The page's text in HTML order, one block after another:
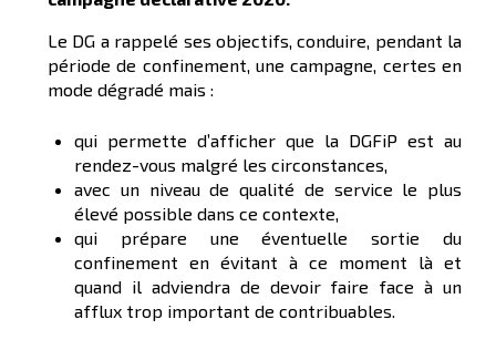
Le DG a rappelé ses objectifs, conduire, pendant la
période de confinement, une campagne, certes en
mode dégradé mais :
qui permette d’afficher que la DGFiP est au
rendez-vous malgré les circonstances,
avec un niveau de qualité de service le plus
élevé possible dans ce contexte,
qui prépare une éventuelle sortie du
confinement en évitant à ce moment là et
quand il adviendra de devoir faire face à un
afflux trop important de contribuables.